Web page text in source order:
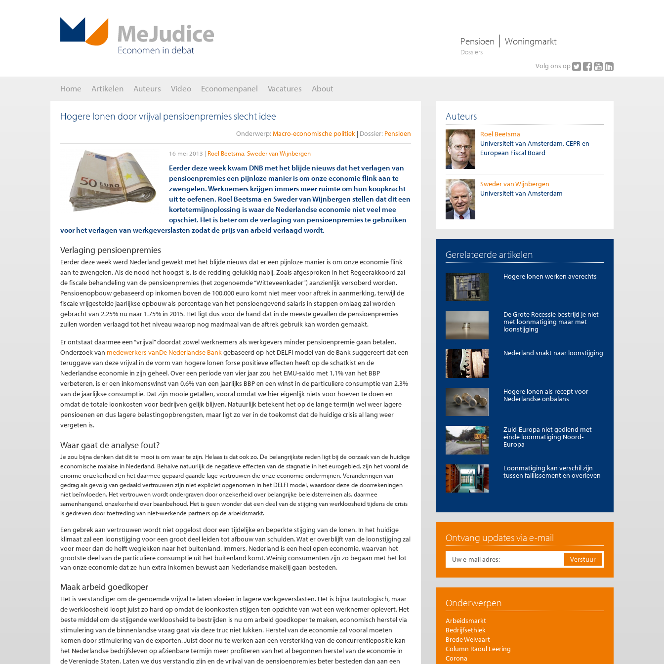
Pensioen Woningmarkt
Dossiers
Volg ons op
Home Artikelen Auteurs Video Economenpanel Vacatures About
Hogere lonen door vrijval pensioenpremies slecht idee
Onderwerp: Macro-economische politiek Dossier: Pensioen
16 mei 2013 Roel Beetsma Sweder van Wijnbergen
Eerder deze week kwam DNB met het blijde nieuws dat het verlagen van
pensioenpremies een pijnloze manier is om onze economie flink aan te
zwengelen. Werknemers krijgen immers meer ruimte om hun koopkracht
uit te oefenen. Roel Beetsma en Sweder van Wijnbergen stellen dat dit een
kortetermijnoplossing is waar de Nederlandse economie niet veel mee
opschiet. Het is beter om de verlaging van pensioenpremies te gebruiken
voor het verlagen van werkgeverslasten zodat de prijs van arbeid verlaagd wordt.
Verlaging pensioenpremies
Eerder deze week werd Nederland gewekt met het blijde nieuws dat er een pijnloze manier is om onze economie flink
aan te zwengelen. Als de nood het hoogst is, is de redding gelukkig nabij. Zoals afgesproken in het Regeerakkoord zal
de fiscale behandeling van de pensioenpremies (het zogenoemde “Witteveenkader”) aanzienlijk versoberd worden.
Pensioenopbouw gebaseerd op inkomen boven de 100.000 euro komt niet meer voor aftrek in aanmerking, terwijl de
fiscale vrijgestelde jaarlijkse opbouw als percentage van het pensioengevend salaris in stappen omlaag zal worden
gebracht van 2.25% nu naar 1.75% in 2015. Het ligt dus voor de hand dat in de meeste gevallen de pensioenpremies
zullen worden verlaagd tot het niveau waarop nog maximaal van de aftrek gebruik kan worden gemaakt.
Er ontstaat daarmee een “vrijval” doordat zowel werknemers als werkgevers minder pensioenpremie gaan betalen.
Onderzoek van medewerkers vanDe Nederlandse Bankgebaseerd op het DELFI model van de Bank suggereert dat een
teruggave van deze vrijval in de vorm van hogere lonen forse positieve effecten heeft op de schatkist en de
Nederlandse economie in zijn geheel. Over een periode van vier jaar zou het EMU-saldo met 1,1% van het BBP
verbeteren, is er een inkomenswinst van 0,6% van een jaarlijks BBP en een winst in de particuliere consumptie van 2,3%
van de jaarlijkse consumptie. Dat zijn mooie getallen, vooral omdat we hier eigenlijk niets voor hoeven te doen en
omdat de totale loonkosten voor bedrijven gelijk blijven. Natuurlijk betekent het op de lange termijn wel weer lagere
pensioenen en dus lagere belastingopbrengsten, maar ligt zo ver in de toekomst dat de huidige crisis al lang weer
vergeten is.
Waar gaat de analyse fout?
Je zou bijna denken dat dit te mooi is om waar te zijn. Helaas is dat ook zo. De belangrijkste reden ligt bij de oorzaak van de huidige
economische malaise in Nederland. Behalve natuurlijk de negatieve effecten van de stagnatie in het eurogebied, zijn het vooral de
enorme onzekerheid en het daarmee gepaard gaande lage vertrouwen die onze economie ondermijnen. Veranderingen van
gedrag als gevolg van gedaald vertrouwen zijn niet expliciet opgenomen in het DELFI model, waardoor deze de doorrekeningen
niet beïnvloeden. Het vertrouwen wordt ondergraven door onzekerheid over belangrijke beleidsterreinen als, daarmee
samenhangend, onzekerheid over baanbehoud. Het is geen wonder dat een deel van de stijging van werkloosheid tijdens de crisis
is gedreven door toetreding van niet-werkende partners op de arbeidsmarkt.
Een gebrek aan vertrouwen wordt niet opgelost door een tijdelijke en beperkte stijging van de lonen. In het huidige
klimaat zal een loonstijging voor een groot deel leiden tot afbouw van schulden. Wat er overblijft van de loonstijging zal
voor meer dan de helft weglekken naar het buitenland. Immers, Nederland is een heel open economie, waarvan het
grootste deel van de particuliere consumptie uit het buitenland komt. Weinig consumenten zijn zo begaan met het lot
van onze economie dat ze hun extra inkomen bewust aan Nederlandse makelij gaan besteden.
Maak arbeid goedkoper
Het is verstandiger om de genoemde vrijval te laten vloeien in lagere werkgeverslasten. Het is bijna tautologisch, maar
de werkloosheid loopt juist zo hard op omdat de loonkosten stijgen ten opzichte van wat een werknemer oplevert. Het
beste middel om de stijgende werkloosheid te bestrijden is nu om arbeid goedkoper te maken, economisch herstel via
stimulering van de binnenlandse vraag gaat via deze truc niet lukken. Herstel van de economie zal vooral moeten
komen door stimulering van de exporten. Juist door nu te werken aan een versterking van de concurrentiepositie kan
het Nederlandse bedrijfsleven op afzienbare termijn meer profiteren van het al begonnen herstel van de economie in
de Verenigde Staten. Laten we dus verstandig zijn en de vrijval van de pensioenpremies beter besteden dan aan een
Auteurs
Roel Beetsma
Universiteit van Amsterdam, CEPR en
European Fiscal Board
Sweder van Wijnbergen
Universiteit van Amsterdam
Gerelateerde artikelen
Hogere lonen werken averechts
De Grote Recessie bestrijd je niet
met loonmatiging maar met
loonstijging
Nederland snakt naar loonstijging
Hogere lonen als recept voor
Nederlandse onbalans
Zuid-Europa niet gediend met
einde loonmatiging Noord-
Europa
Loonmatiging kan verschil zijn
tussen faillissement en overleven
Ontvang updates via e-mail
Onderwerpen
Arbeidsmarkt
Bedrijfsethiek
Brede Welvaart
Column Raoul Leering
Corona